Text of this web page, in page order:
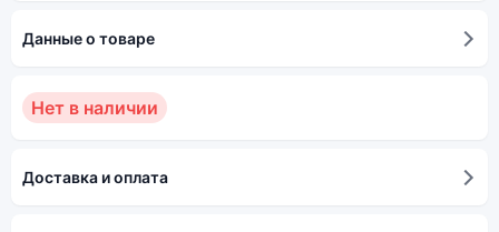
Данные о товаре
Нет в наличии
Доставка и оплата